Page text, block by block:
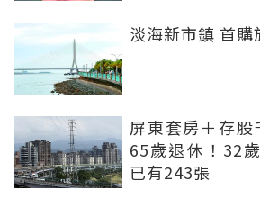
淡海新市鎮 首購
屏東套房＋存
65歲退休！32
已有243張